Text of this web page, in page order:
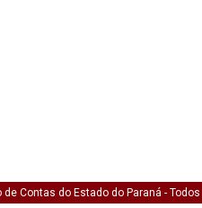
Contas do Estado do Paraná -